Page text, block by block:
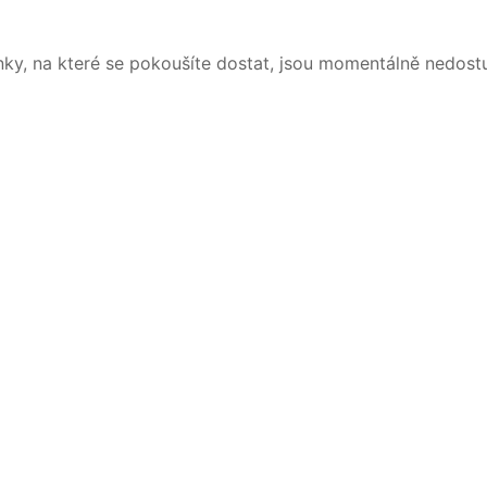
na které se pokoušíte dostat, jsou momentálně